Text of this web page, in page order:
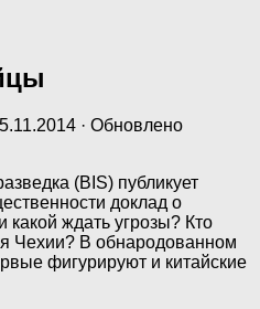
· Обновлено
(BIS) публикует
доклад о
какой ждать угрозы? Кто
Чехии? В обнародованном
фигурируют и китайские